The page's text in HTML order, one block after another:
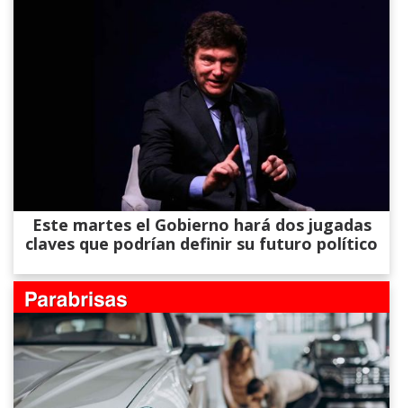
Este martes el Gobierno hará dos jugadas
claves que podrían definir su futuro político